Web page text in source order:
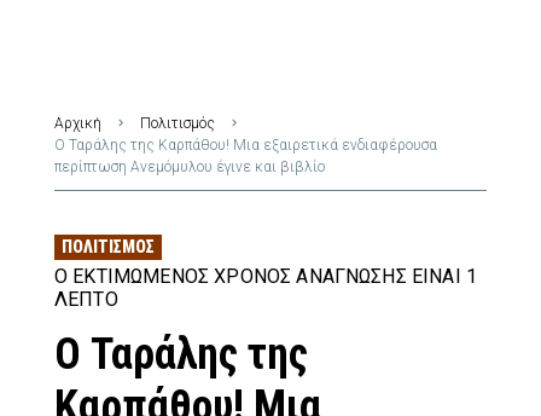
Αρχική
Πολιτισμός
Ο Ταράλης της Καρπάθου! Μια εξαιρετικά ενδιαφέρουσα
περίπτωση Ανεμόμυλου έγινε και βιβλίο
ΠΟΛΙΤΙΣΜΌΣ
Ο ΕΚΤΙΜΏΜΕΝΟΣ ΧΡΌΝΟΣ ΑΝΆΓΝΩΣΗΣ ΕΊΝΑΙ 1
ΛΕΠΤΌ
Ο Ταράλης της